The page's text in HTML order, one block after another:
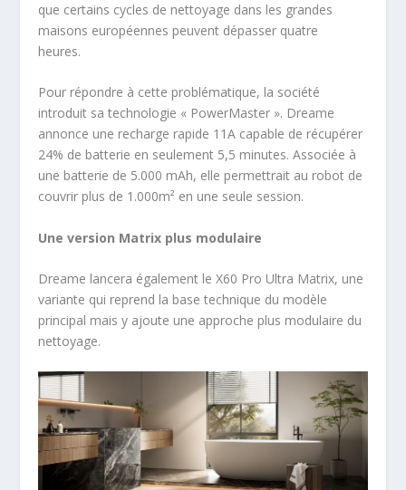
que certains cycles de nettoyage dans les grandes
maisons européennes peuvent dépasser quatre
heures.
Pour répondre à cette problématique, la société
introduit sa technologie « PowerMaster ». Dreame
annonce une recharge rapide 11A capable de récupérer
24% de batterie en seulement 5,5 minutes. Associée à
une batterie de 5.000 mAh, elle permettrait au robot de
couvrir plus de 1.000m² en une seule session.
Une version Matrix plus modulaire
Dreame lancera également le X60 Pro Ultra Matrix, une
variante qui reprend la base technique du modèle
principal mais y ajoute une approche plus modulaire du
nettoyage.